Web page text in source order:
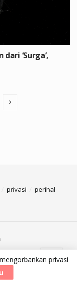
‘Surga’,
privasi perihal
privasi